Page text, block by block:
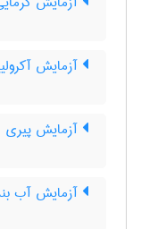
آزمایش
آزمایش پیری
آزمایش آب